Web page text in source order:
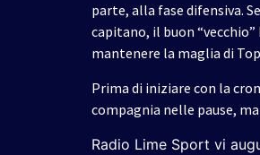
parte, alla fase difensiva.
capitano, il buon
mantenere la maglia di
Prima di iniziare con la
compagnia nelle pause,
Radio Lime Sport vi